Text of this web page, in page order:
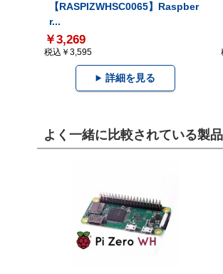
【RASPIZWHSC0065】Raspber
r...
￥3,269
税込￥3,595
詳細を見る
よく一緒に比較されている製品